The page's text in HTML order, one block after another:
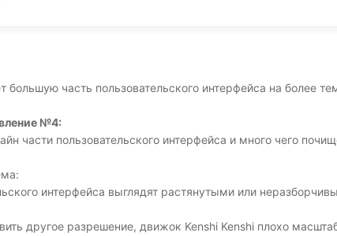
большую часть пользовательского интерфейса на более
№4:
части пользовательского интерфейса и много чего
интерфейса выглядят растянутыми или
другое разрешение, движок Kenshi Kenshi плохо